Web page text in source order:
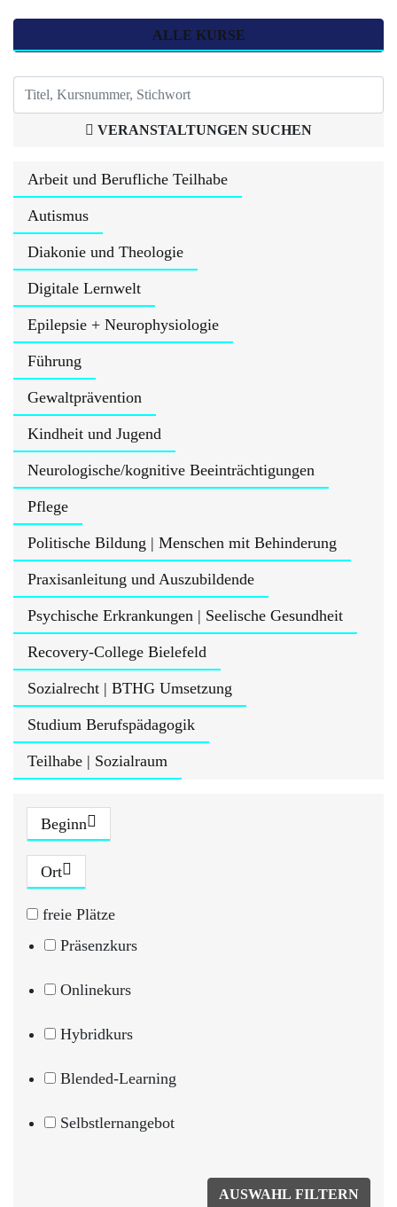
ALLE KURSE
VERANSTALTUNGEN SUCHEN
Arbeit und Berufliche Teilhabe
Autismus
Diakonie und Theologie
Digitale Lernwelt
Epilepsie + Neurophysiologie
Führung
Gewaltprävention
Kindheit und Jugend
Neurologische/kognitive Beeinträchtigungen
Pflege
Politische Bildung | Menschen mit Behinderung
Praxisanleitung und Auszubildende
Psychische Erkrankungen | Seelische Gesundheit
Recovery-College Bielefeld
Sozialrecht | BTHG Umsetzung
Studium Berufspädagogik
Teilhabe | Sozialraum
Beginn
Ort
freie Plätze
Präsenzkurs
Onlinekurs
Hybridkurs
Blended-Learning
Selbstlernangebot